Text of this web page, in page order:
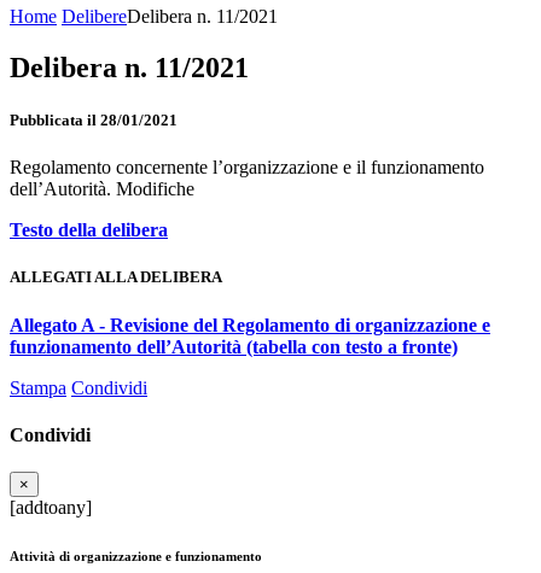
Home DelibereDelibera n. 11/2021
Delibera n. 11/2021
Pubblicata il 28/01/2021
Regolamento concernente l’organizzazione e il funzionamento
dell’Autorità. Modifiche
Testo della delibera
ALLEGATI ALLA DELIBERA
Allegato A - Revisione del Regolamento di organizzazione e
funzionamento dell’Autorità (tabella con testo a fronte)
Stampa Condividi
Condividi
×
[addtoany]
Attività di organizzazione e funzionamento